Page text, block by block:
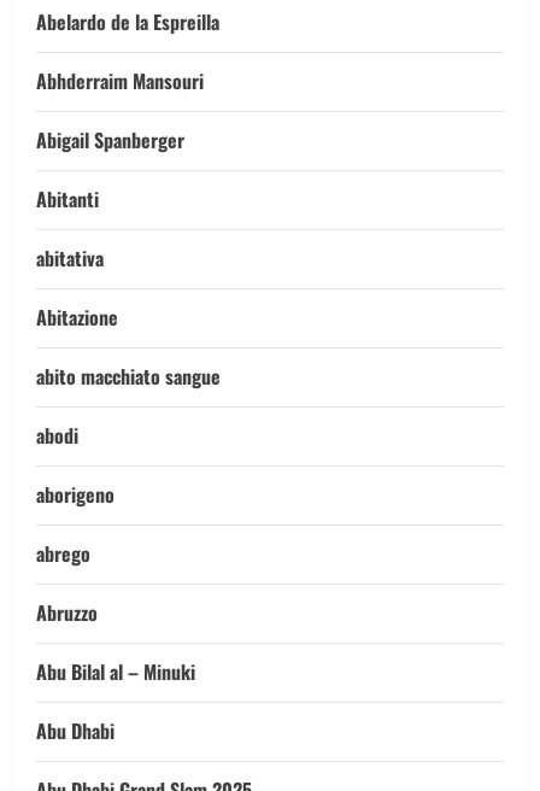
Abelardo de la Espreilla
Abhderraim Mansouri
Abigail Spanberger
Abitanti
abitativa
Abitazione
abito macchiato sangue
abodi
aborigeno
abrego
Abruzzo
Abu Bilal al – Minuki
Abu Dhabi